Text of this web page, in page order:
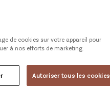
de cookies sur votre appareil pour
à nos efforts de marketing.
Autoriser tous les cookies